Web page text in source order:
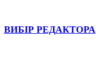
ВИБІР РЕДАКТОРА